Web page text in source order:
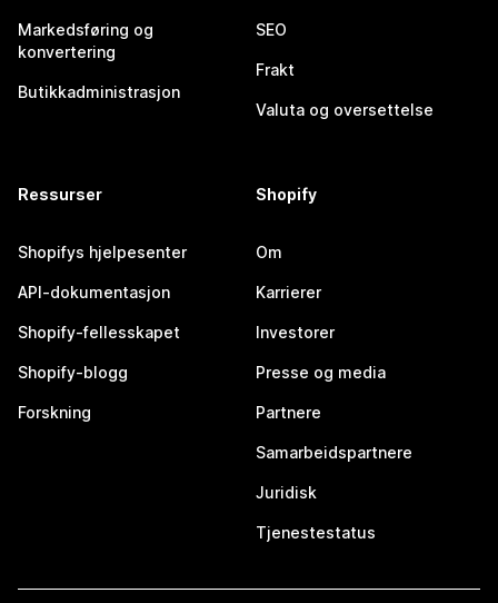
Markedsføring og
konvertering
Butikkadministrasjon
SEO
Frakt
Valuta og oversettelse
Ressurser
Shopifys hjelpesenter
API-dokumentasjon
Shopify-fellesskapet
Shopify-blogg
Forskning
Shopify
Om
Karrierer
Investorer
Presse og media
Partnere
Samarbeidspartnere
Juridisk
Tjenestestatus